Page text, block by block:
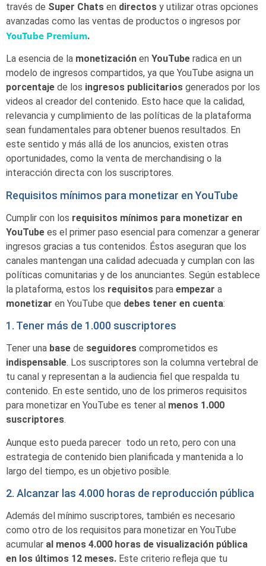
través de Super Chats en directos y utilizar otras opciones
avanzadas como las ventas de productos o ingresos por
YouTube Premium.
La esencia de la monetización en YouTube radica en un
modelo de ingresos compartidos, ya que YouTube asigna un
porcentaje de los ingresos publicitarios generados por los
videos al creador del contenido. Esto hace que la calidad,
relevancia y cumplimiento de las políticas de la plataforma
sean fundamentales para obtener buenos resultados. En
este sentido y más allá de los anuncios, existen otras
oportunidades, como la venta de merchandising o la
interacción directa con los suscriptores.
Requisitos mínimos para monetizar en YouTube
Cumplir con los requisitos mínimos para monetizar en
YouTube es el primer paso esencial para comenzar a generar
ingresos gracias a tus contenidos. Éstos aseguran que los
canales mantengan una calidad adecuada y cumplan con las
políticas comunitarias y de los anunciantes. Según establece
la plataforma, estos los requisitos para empezar a
monetizar en YouTube que debes tener en cuenta:
1. Tener más de 1.000 suscriptores
Tener una base de seguidores comprometidos es
indispensable. Los suscriptores son la columna vertebral de
tu canal y representan a la audiencia fiel que respalda tu
contenido. En este sentido, uno de los primeros requisitos
para monetizar en YouTube es tener al menos 1.000
suscriptores.
Aunque esto pueda parecer todo un reto, pero con una
estrategia de contenido bien planificada y mantenida a lo
largo del tiempo, es un objetivo posible.
2. Alcanzar las 4.000 horas de reproducción pública
Además del mínimo suscriptores, también es necesario
como otro de los requisitos para monetizar en YouTube
acumular al menos 4.000 horas de visualización pública
en los últimos 12 meses. Este criterio refleja que tu